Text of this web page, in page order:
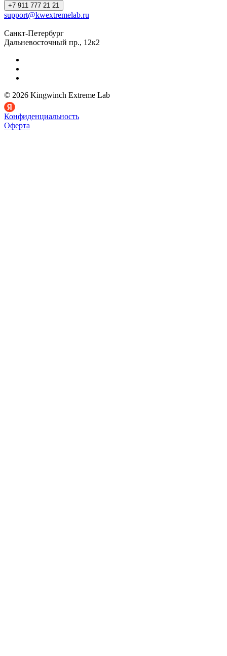
+7 911 777 21 21
support@kwextremelab.ru
Санкт-Петербург
Дальневосточный пр., 12к2
© 2026 Kingwinch Extreme Lab
Конфиденциальность
Оферта